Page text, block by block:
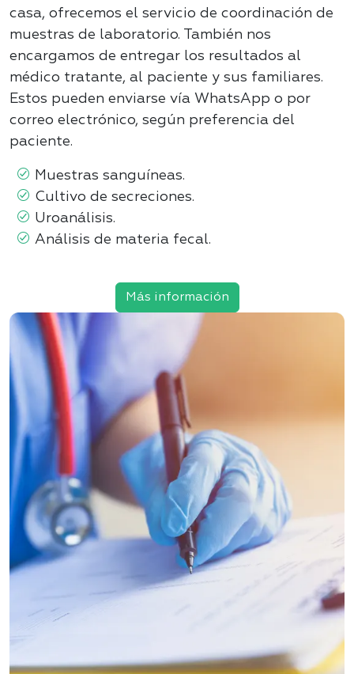
casa, ofrecemos el servicio de coordinación de
muestras de laboratorio. También nos
encargamos de entregar los resultados al
médico tratante, al paciente y sus familiares.
Estos pueden enviarse vía WhatsApp o por
correo electrónico, según preferencia del
paciente.
Muestras sanguíneas.
Cultivo de secreciones.
Uroanálisis.
Análisis de materia fecal.
Más información